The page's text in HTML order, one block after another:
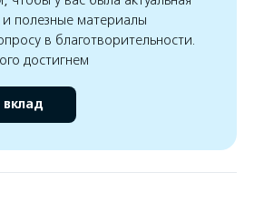
полезные материалы
в благотворительности.
достигнем
вклад